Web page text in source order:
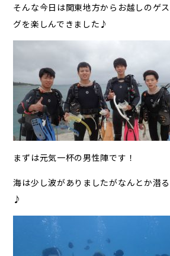
そんな今日は関東地方からお越しのゲ
グを楽しんできました♪
まずは元気一杯の男性陣です！
海は少し波がありましたがなんとか潜
♪